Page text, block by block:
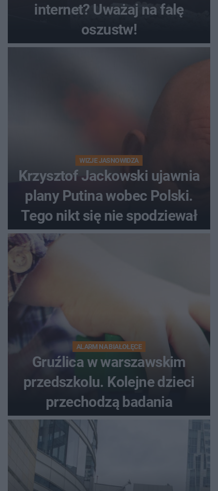
internet? Uważaj na falę
oszustw!
WIZJE JASNOWIDZA
Krzysztof Jackowski ujawnia
plany Putina wobec Polski.
Tego nikt się nie spodziewał
ALARM NA BIAŁOŁĘCE
Gruźlica w warszawskim
przedszkolu. Kolejne dzieci
przechodzą badania